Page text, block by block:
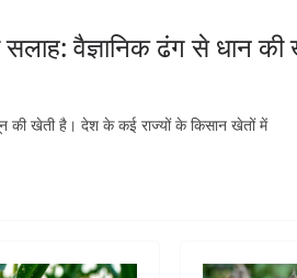
सलाह: वैज्ञानिक ढंग से धान
की खेती है। देश के कई राज्यों के किसान खेतों में